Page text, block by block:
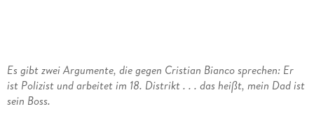
Es gibt zwei Argumente, die gegen Cristian Bianco sprechen: Er
ist Polizist und arbeitet im 18. Distrikt . . . das heißt, mein Dad ist
sein Boss.